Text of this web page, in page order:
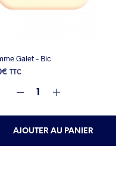
Galet – Bic
€ TTC
AJOUTER AU PANIER